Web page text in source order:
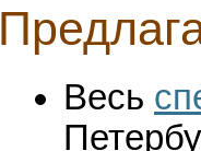
Весь